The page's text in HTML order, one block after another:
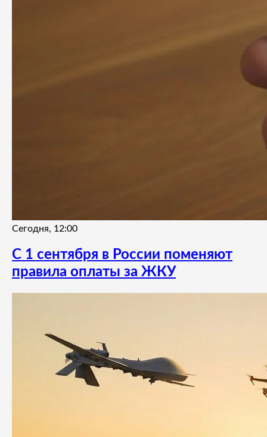
Сегодня, 12:00
С 1 сентября в России поменяют
правила оплаты за ЖКУ